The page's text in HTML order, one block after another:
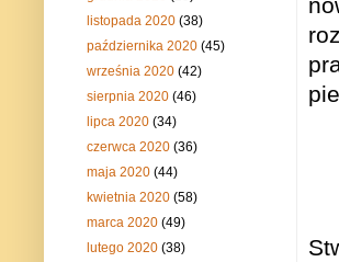
listopada 2020(38)
października 2020(45)
września 2020(42)
sierpnia 2020(46)
lipca 2020(34)
czerwca 2020(36)
maja 2020(44)
kwietnia 2020(58)
marca 2020(49)
lutego 2020(38)